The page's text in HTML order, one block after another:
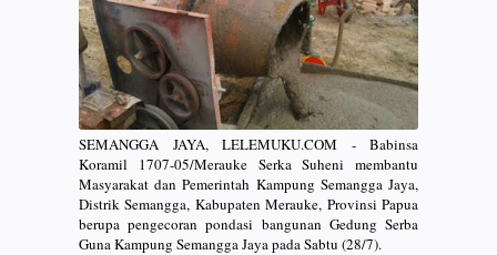
SEMANGGA JAYA, LELEMUKU.COM - Babinsa
Koramil 1707-05/Merauke Serka Suheni membantu
Masyarakat dan Pemerintah Kampung Semangga Jaya,
Distrik Semangga, Kabupaten Merauke, Provinsi Papua
berupa pengecoran pondasi bangunan Gedung Serba
Guna Kampung Semangga Jaya pada Sabtu (28/7).